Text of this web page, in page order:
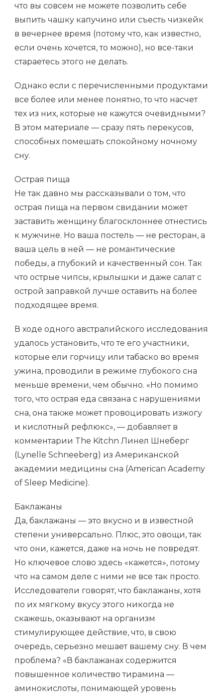
что вы совсем не можете позволить себе
выпить чашку капучино или съесть чизкейк
в вечернее время (потому что, как известно,
если очень хочется, то можно), но все-таки
стараетесь этого не делать.
Однако если с перечисленными продуктами
все более или менее понятно, то что насчет
тех из них, которые не кажутся очевидными?
В этом материале — сразу пять перекусов,
способных помешать спокойному ночному
сну.
Острая пища
Не так давно мы рассказывали о том, что
острая пища на первом свидании может
заставить женщину благосклоннее отнестись
к мужчине. Но ваша постель — не ресторан, а
ваша цель в ней — не романтические
победы, а глубокий и качественный сон. Так
что острые чипсы, крылышки и даже салат с
острой заправкой лучше оставить на более
подходящее время.
В ходе одного австралийского исследования
удалось установить, что те его участники,
которые ели горчицу или табаско во время
ужина, проводили в режиме глубокого сна
меньше времени, чем обычно. «Но помимо
того, что острая еда связана с нарушениями
сна, она также может провоцировать изжогу
и кислотный рефлюкс», — добавляет в
комментарии The Kitchn Линел Шнеберг
(Lynelle Schneeberg) из Американской
академии медицины сна (American Academy
of Sleep Medicine).
Баклажаны
Да, баклажаны — это вкусно и в известной
степени универсально. Плюс, это овощи, так
что они, кажется, даже на ночь не повредят.
Но ключевое слово здесь «кажется», потому
что на самом деле с ними не все так просто.
Исследователи говорят, что баклажаны, хотя
по их мягкому вкусу этого никогда не
скажешь, оказывают на организм
стимулирующее действие, что, в свою
очередь, серьезно мешает вашему сну. В чем
проблема? «В баклажанах содержится
повышенное количество тирамина —
аминокислоты, понимающей уровень